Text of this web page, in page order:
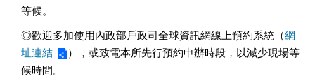
等候。
◎歡迎多加使用內政部戶政司全球資訊網線上預約系統（網
址連結
），或致電本所先行預約申辦時段，以減少現場等
候時間。